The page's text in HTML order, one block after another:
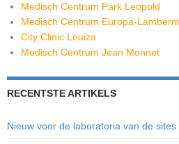
Medisch Centrum Park Leopold
Medisch Centrum Europa-
City Clinic Louiza
Medisch Centrum Jean Monnet
RECENTSTE ARTIKELS
Nieuw voor de laboratoria van de